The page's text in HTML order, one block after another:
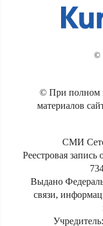
©
© При полном
материалов
СМИ
Реестровая
Выдано
связи,